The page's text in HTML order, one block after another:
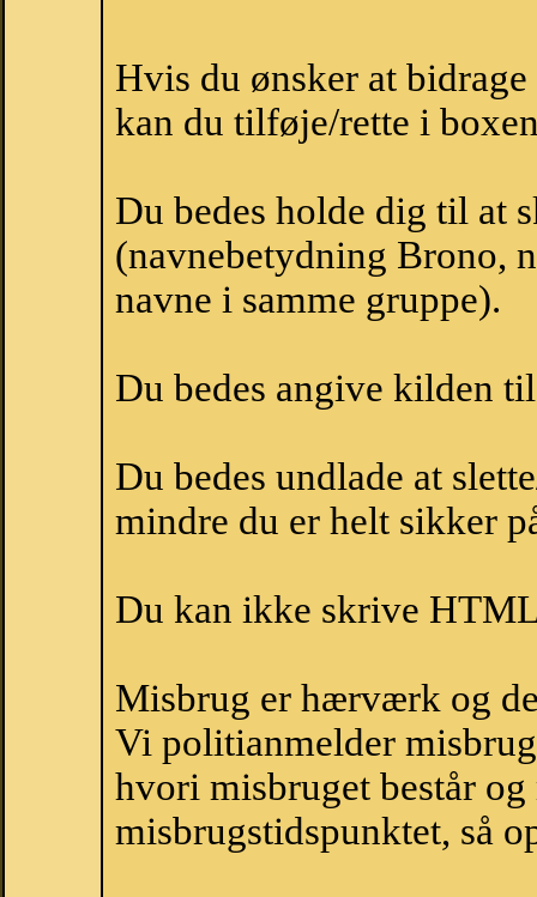
Hvis du ønsker at
kan du tilføje/rette i
Du bedes holde dig til at
(navnebetydning Brono,
navne i samme gruppe).
Du bedes angive kilden
Du bedes undlade at
mindre du er helt sikker
Du kan ikke skrive
Misbrug er hærværk og
Vi politianmelder
hvori misbruget består
misbrugstidspunktet, så